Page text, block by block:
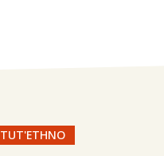
TUT'ETHNO